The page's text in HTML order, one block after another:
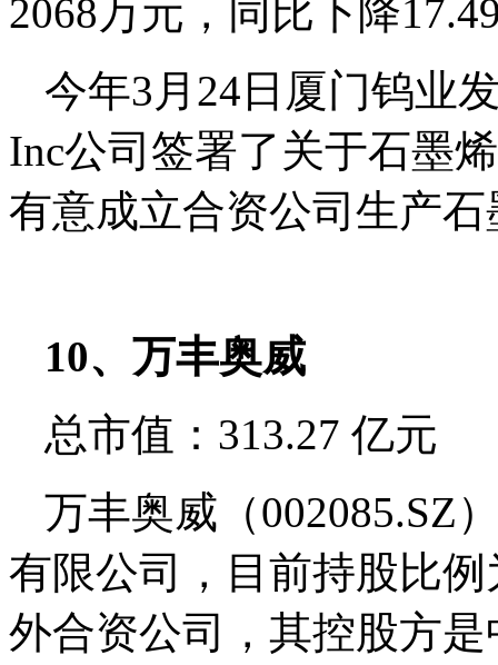
2068万元，同比下降
今年3月24日厦门钨业
Inc公司签署了关于石墨
有意成立合资公司生产
10、万丰奥威
总市值：313.27 亿元
万丰奥威（002085.SZ
有限公司，目前持股比
外合资公司，其控股方